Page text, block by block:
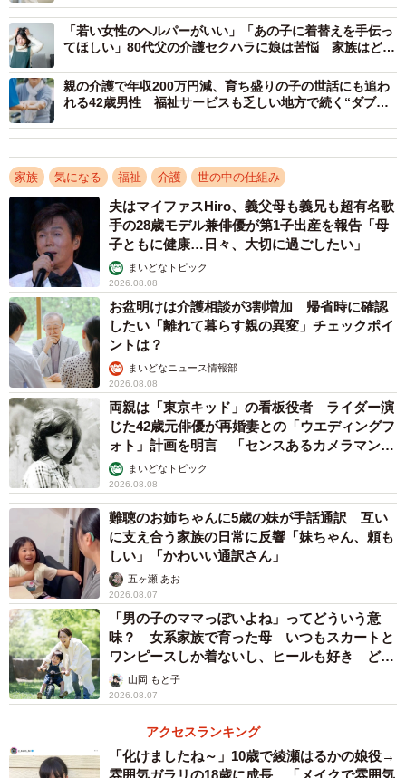
受け入れ可能な医療機関もあります。
対象となるのは、経管栄養（胃瘻など）、痰の吸引、点滴
管理、褥瘡（床ずれ）処置など、医療的処置が必要な高齢
者です。期間は、1回につき数日から2週間程度が一般的で
す。
２．費用の目安
医療的処置が必要な高齢者のレスパイト入院には「医療保
険」が適用されます。
自己負担としては医療保険の負担割合（1〜3割）に応じた
入院基本料と、別途費用として食事代（標準負担額）、差
額ベッド代（個室希望時）、おむつ代などの実費が必要で
す。
おおよその総額の目安として1日あたり約7000円〜1万5000
円程度（所得や病棟の種類により変動）になります。
３．手続きの手順
まずはかかりつけ医、または入院を希望する病院の「地域
連携室」に所属するMSW（メディカルソーシャルワーカ
ー：社会福祉士・精神保健福祉士などの専門家）に相談し
ましょう。
入院時には、事前に現在の主治医による診療情報提供書
（紹介状）が必要になります。これをもとに病院側で受け
入れ可能かどうかの検討が行われ、利用可否が決定しま
す。
福祉型のレスパイトケア「ショートステイ」
比較的お元気な方や、医療的処置が比較的少なく、介護施
設での短期入所が可能な場合に適しているのが、介護保険
「若い女性のヘルパーがいい」「あの子に着替えを手伝っ
てほしい」80代父の介護セクハラに娘は苦悩 家族はどう
親の介護で年収200万円減、育ち盛りの子の世話にも追わ
れる42歳男性 福祉サービスも乏しい地方で続く“ダブル
家族 気になる 福祉 介護 世の中の仕組み
夫はマイファスHiro、義父母も義兄も超有名歌
手の28歳モデル兼俳優が第1子出産を報告「母
子ともに健康…日々、大切に過ごしたい」
まいどなトピック
2026.08.08
お盆明けは介護相談が3割増加 帰省時に確認
したい「離れて暮らす親の異変」チェックポイ
ントは？
まいどなニュース情報部
2026.08.08
両親は「東京キッド」の看板役者 ライダー演
じた42歳元俳優が再婚妻との「ウエディングフ
ォト」計画を明言 「センスあるカメラマン求
む」まいどなトピック
2026.08.08
難聴のお姉ちゃんに5歳の妹が手話通訳 互い
に支え合う家族の日常に反響「妹ちゃん、頼も
しい」「かわいい通訳さん」
五ヶ瀬 あお
2026.08.07
「男の子のママっぽいよね」ってどういう意
味？ 女系家族で育った母 いつもスカートと
ワンピースしか着ないし、ヒールも好き どの
へんが…
山岡 もと子
2026.08.07
アクセスランキング
「化けましたね～」10歳で綾瀬はるかの娘役→
雰囲気ガラリの18歳に成長 「メイクで雰囲気